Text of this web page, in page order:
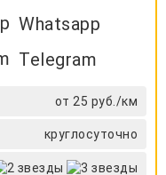
Whatsapp
Telegram
от 25 руб./км
круглосуточно